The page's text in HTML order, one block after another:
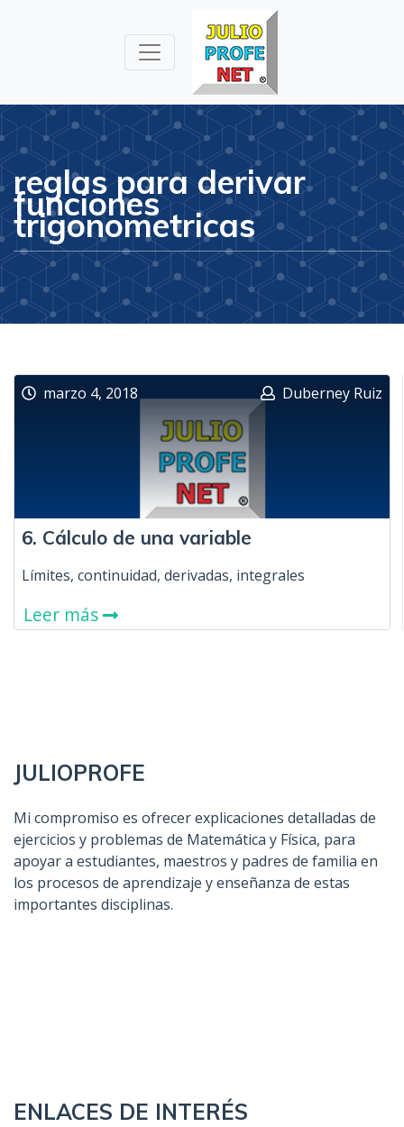
Física
reglas para derivar
funciones
trigonometricas
marzo 4, 2018 Duberney Ruiz
6. Cálculo de una variable
Límites, continuidad, derivadas, integrales
Leer más
JULIOPROFE
Mi compromiso es ofrecer explicaciones detalladas de
ejercicios y problemas de Matemática y Física, para
apoyar a estudiantes, maestros y padres de familia en
los procesos de aprendizaje y enseñanza de estas
importantes disciplinas.
ENLACES DE INTERÉS